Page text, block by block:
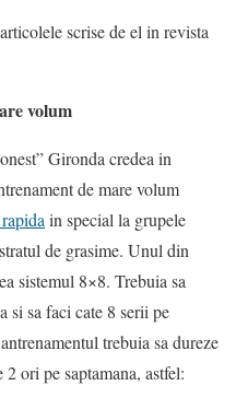
scrise de el in revista
volum
Gironda credea in
de mare volum
in special la grupele
de grasime. Unul din
sistemul 8×8. Trebuia sa
si sa faci cate 8 serii pe
trebuia sa dureze
ori pe saptamana, astfel: